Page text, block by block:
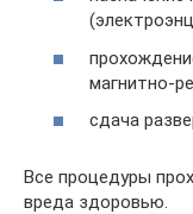
магнитно-
сдача
Все процедуры
вреда здоровью.